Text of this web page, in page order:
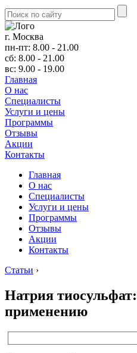
г. Москва
пн-пт: 8.00 - 21.00
сб: 8.00 - 21.00
вс: 9.00 - 19.00
Главная
О нас
Cпециалисты
Услуги и цены
Программы
Отзывы
Акции
Контакты
Главная
О нас
Cпециалисты
Услуги и цены
Программы
Отзывы
Акции
Контакты
Статьи ›
Натрия
применению